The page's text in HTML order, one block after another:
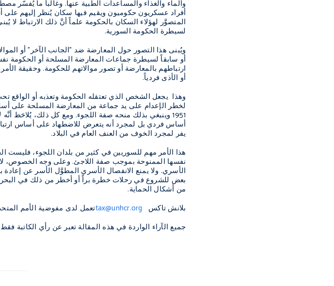
والماء والغذاء والمساعدات الطبية عنها. وغالباً ما
أفراد عسكريون حكوميون ويقيم فيها سكان يُنظر إليهم على
المتصوَّر لهؤلاء السكان بالحكومة علماً أنَّ ذلك الارتباط لا
لسيطرة الحكومة السورية.
ويُبنى هذا التصور حول المعارضة ضد "الجانب الآخر" أو
أو سابقاً لسيطرة جماعات المعارضة المسلحة أو الحكومة
ارتباطهم بالمعارضة أو تصور موالاتهم للحكومة. وحقيقة
أو الأذى فردياً.
وهذا يجعل الشخص الذي تعتقله الحكومة وتعذبه أو
لخطر الإعدام على يد جماعة من المعارضة المسلحة على
1951 وينبغي بذلك منحه صفة اللجوء. ومع كل ذلك، يُلاحَظ
أساس فردي بل لمجرد أنه يتعرض للاضطهاد على أساس
يفر لمجرد الخوف من العنف العام في البلاد.
هذا الأمر مهم للسوريين في كثير من بلدان اللجوء، فليست
نفسها الممنوحة بموجب صفة اللاجئ. وعلى وجه الخصوص،
الأسري. ولا يمنع الانفصال الأسري المطوَّل الأسر عن
بعض للشروع في رحلات خطرة براً أو أخطر من ذلك في
من أشكال الحماية.
بلانش تاكس tax@unhcr.orgتعمل لدى مفوضية الأمم
جميع الآراء الواردة في هذه المقالة تعبر عن رأي الكاتبة